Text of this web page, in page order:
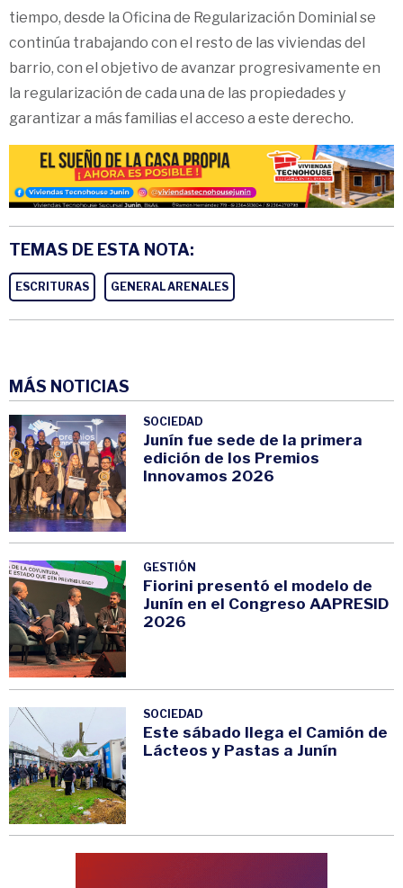
tiempo, desde la Oficina de Regularización Dominial se
continúa trabajando con el resto de las viviendas del
barrio, con el objetivo de avanzar progresivamente en
la regularización de cada una de las propiedades y
garantizar a más familias el acceso a este derecho.
TEMAS DE ESTA NOTA:
ESCRITURAS GENERAL ARENALES
MÁS NOTICIAS
SOCIEDAD
Junín fue sede de la primera
edición de los Premios
Innovamos 2026
GESTIÓN
Fiorini presentó el modelo de
Junín en el Congreso AAPRESID
2026
SOCIEDAD
Este sábado llega el Camión de
Lácteos y Pastas a Junín